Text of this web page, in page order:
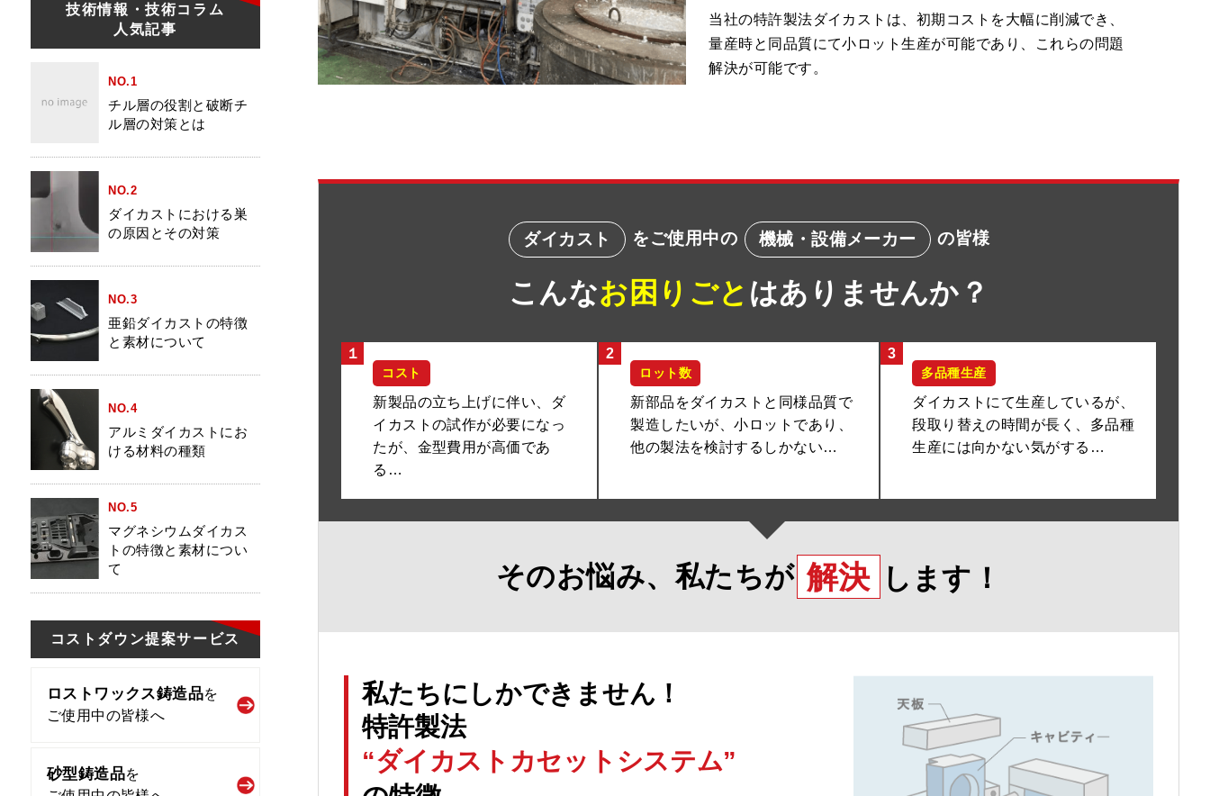
当社の特許製法ダイカストは、初期コストを大幅に削減でき、
量産時と同品質にて小ロット生産が可能であり、これらの問題
解決が可能です。
ダイカスト をご使用中の 機械・設備メーカー の皆様
こんなお困りごと はありませんか？
１
コスト
新製品の立ち上げに伴い、ダ
イカストの試作が必要になっ
たが、金型費用が高価であ
る…
2
ロット数
新部品をダイカストと同様品質で
製造したいが、小ロットであり、
他の製法を検討するしかない…
3
多品種生産
ダイカストにて生産しているが、
段取り替えの時間が長く、多品種
生産には向かない気がする…
そのお悩み、私たちが 解決 します！
私たちにしかできません！
特許製法
“ダイカスト カセットシステム”
技術情報・技術コラム
人気記事
NO.1
チル層の役割と破断チ
ル層の対策とは
NO.2
ダイカストにおける巣
の原因とその対策
NO.3
亜鉛ダイカストの特徴
と素材について
NO.4
アルミダイカストにお
ける材料の種類
NO.5
マグネシウムダイカス
トの特徴と素材につい
て
コストダウン提案サービス
ロストワックス鋳造品を
ご使用中の皆様へ
砂型鋳造品を